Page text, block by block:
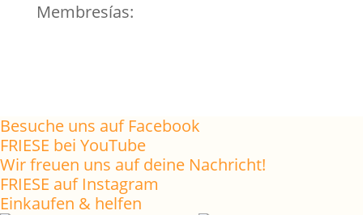
Membresías:
Besuche uns auf Facebook
FRIESE bei YouTube
Wir freuen uns auf deine Nachricht!
FRIESE auf Instagram
Einkaufen & helfen